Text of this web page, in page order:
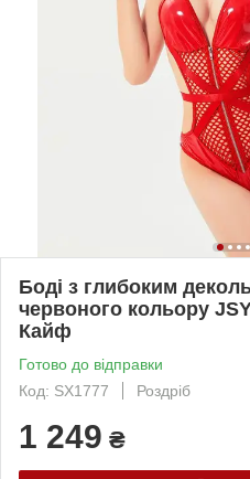
Боді з глибоким
червоного кольору
Кайф
Готово до відправки
Код: SX1777
Роздріб
1 249 ₴